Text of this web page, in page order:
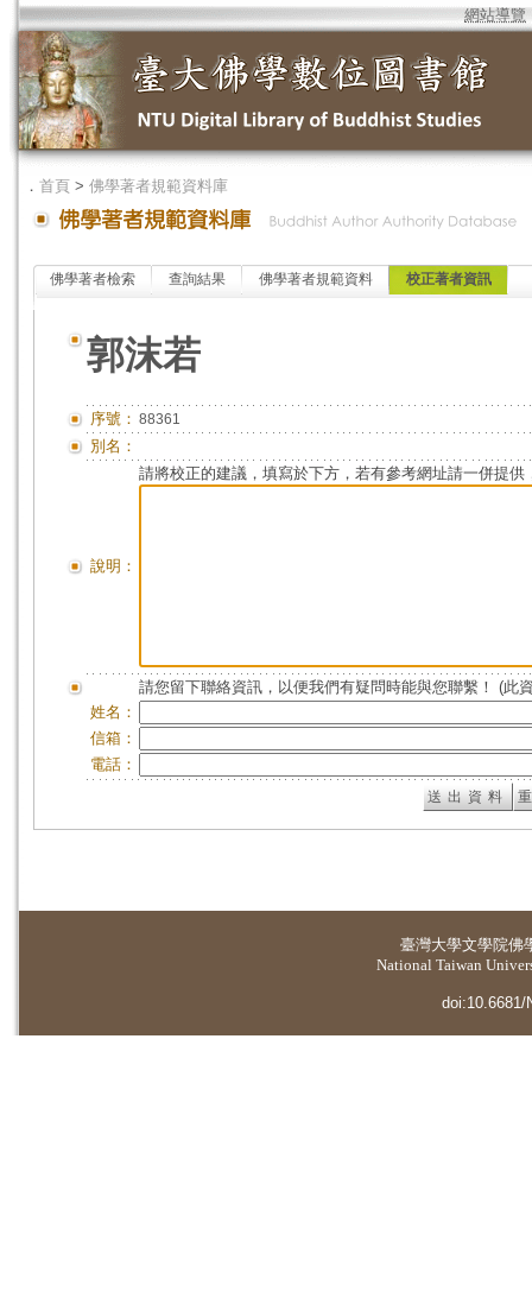
網站導覽
． 首頁 > 佛學著者規範資料庫
佛學著者檢索 查詢結果 佛學著者規範資料 校正著者資訊
郭沫若
序號： 88361
別名：
說明：
請將校正的建議，填寫於下方，若有參考網址請一併提供
請您留下聯絡資訊，以便我們有疑問時能與您聯繫！ (此
姓名：
信箱：
電話：
臺灣大學文學院佛
National Taiwan
doi:10.6681/